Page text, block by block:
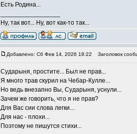
Есть Родина...
Ну, так вот... Ну, вот как-то так...
Добавлено: Сб Фев 14, 2026 18:22 Заголовок
Сударыня, простите... Был не прав...
Я много трав скурил на Чебар-Кулле...
Но ведь внезапно Вы, Сударыня, уснули...
Зачем же говорить, что я не прав?
Для Вас сии слова легки...
Для нас - плохи...
Поэтому не пишутся стихи...